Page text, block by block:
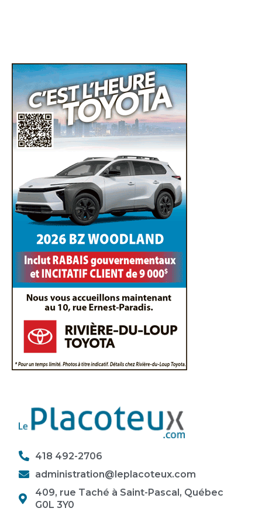
418 492-2706
administration@leplacoteux.com
409, rue Taché à Saint-Pascal, Québec
G0L 3Y0